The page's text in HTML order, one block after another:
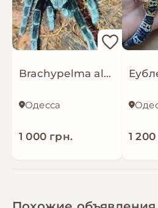
Brachypelma albapilosum, vagans, emilia
Одесса
1 000 грн. 1